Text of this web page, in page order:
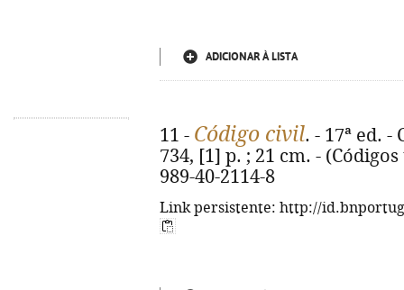
ADICIONAR À LISTA
11 - Código civil. - 17ª ed.
734, [1] p. ; 21 cm. -
989-40-2114-8
Link persistente: http://